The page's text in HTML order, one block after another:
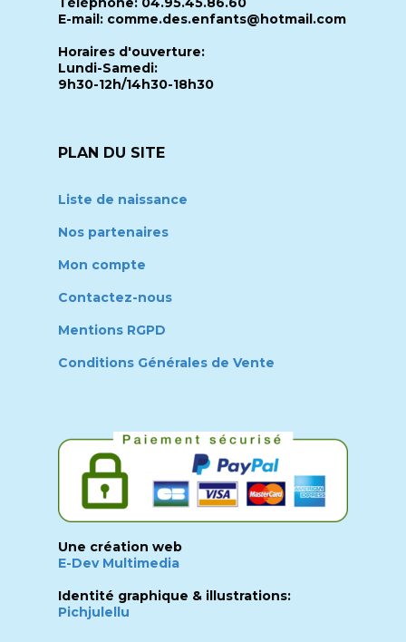
E-mail: comme.des.enfants@hotmail.com
Horaires d'ouverture:
Lundi-Samedi:
9h30-12h/14h30-18h30
PLAN DU SITE
Liste de naissance
Nos partenaires
Mon compte
Contactez-nous
Mentions RGPD
Conditions Générales de Vente
Une création web
E-Dev Multimedia
Identité graphique & illustrations:
Pichjulellu